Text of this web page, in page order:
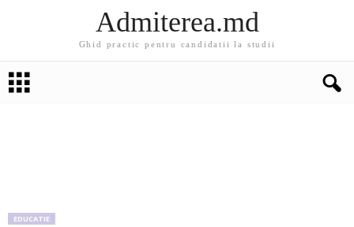
Admiterea.md
Ghid practic pentru candidatii la studii
EDUCATIE